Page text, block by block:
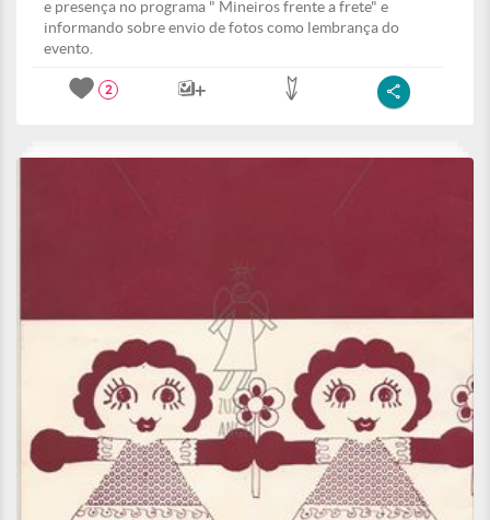
e presença no programa " Mineiros frente a frete" e
informando sobre envio de fotos como lembrança do
evento.
2